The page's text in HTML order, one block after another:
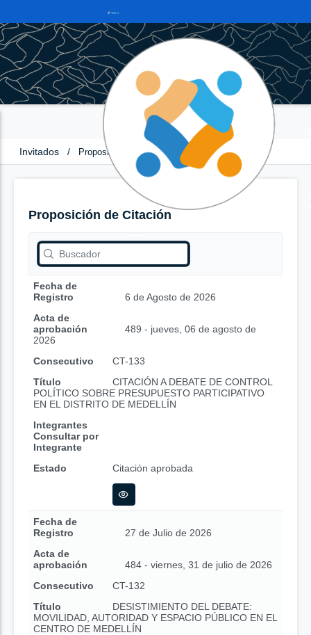
Invitados / Proposición de Citación
Proposición de Citación
Fecha de
Registro
6 de Agosto de 2026
Acta de
aprobación
489 - jueves, 06 de agosto de
2026
Consecutivo
CT-133
Título
CITACIÓN A DEBATE DE CONTROL
POLÍTICO SOBRE PRESUPUESTO PARTICIPATIVO
EN EL DISTRITO DE MEDELLÍN
Integrantes
Consultar por
Integrante
Estado
Citación aprobada
Fecha de
Registro
27 de Julio de 2026
Acta de
aprobación
484 - viernes, 31 de julio de 2026
Consecutivo
CT-132
Título
DESISTIMIENTO DEL DEBATE:
MOVILIDAD, AUTORIDAD Y ESPACIO PÚBLICO EN EL
CENTRO DE MEDELLÍN